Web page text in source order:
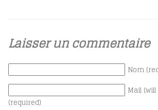
Laisser un commentaire
Nom
Mail
(required)